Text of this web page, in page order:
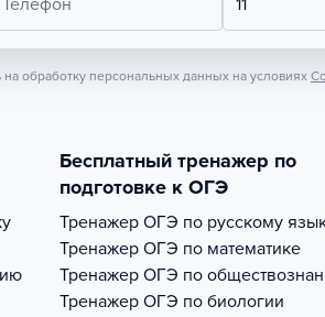
Телефон 11
обработку персональных данных на условиях
Бесплатный тренажер по
подготовке к ОГЭ
Тренажер ОГЭ по русскому
Тренажер ОГЭ по математике
Тренажер ОГЭ по
Тренажер ОГЭ по биологии